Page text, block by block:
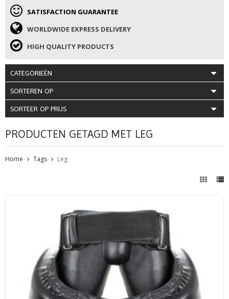
SATISFACTION GUARANTEE
WORLDWIDE EXPRESS DELIVERY
HIGH QUALITY PRODUCTS
CATEGORIEËN
SORTEREN OP
SORTEER OP PRIJS
PRODUCTEN GETAGD MET LEG
Home Tags Leg